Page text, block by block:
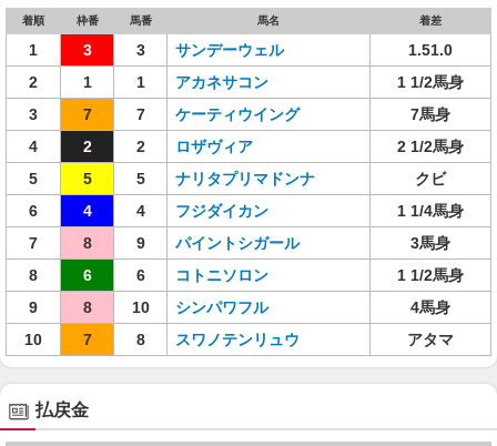
着順 枠番 馬番 馬名 着差
1 3 3 サンデーウェル
1.51.0
2
1 1 アカネサコン
1 1/2馬身
3
7 7 ケーティウイング
7馬身
4
2 2 ロザヴィア
2 1/2馬身
5
5 5 ナリタプリマドンナ
クビ
6
4 4 フジダイカン
1 1/4馬身
7
8 9 パイントシガール
3馬身
8
6 6 コトニソロン
1 1/2馬身
9
8 10 シンパワフル
4馬身
10
7 8 スワノテンリュウ アタマ
払戻金